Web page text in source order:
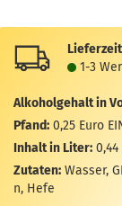
1-3
Alkoholgehalt in
Pfand: 0,25 Euro
Inhalt in Liter: 0,44
Zutaten: Wasser,
n, Hefe